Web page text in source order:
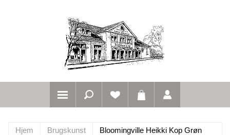
Hjem Brugskunst Bloomingville Heikki Kop Grøn